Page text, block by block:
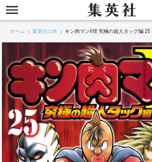
ホーム 集英社の本 キン肉マンII世 究極の超人タッグ編 25